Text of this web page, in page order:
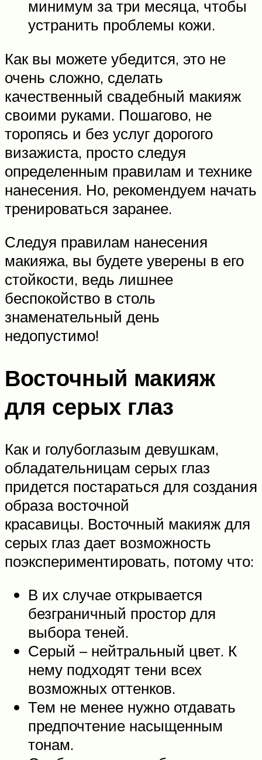
минимум за три месяца, чтобы
устранить проблемы кожи.
Как вы можете убедится, это не
очень сложно, сделать
качественный свадебный макияж
своими руками. Пошагово, не
торопясь и без услуг дорогого
визажиста, просто следуя
определенным правилам и технике
нанесения. Но, рекомендуем начать
тренироваться заранее.
Следуя правилам нанесения
макияжа, вы будете уверены в его
стойкости, ведь лишнее
беспокойство в столь
знаменательный день
недопустимо!
Восточный макияж
для серых глаз
Как и голубоглазым девушкам,
обладательницам серых глаз
придется постараться для создания
образа восточной
красавицы. Восточный макияж для
серых глаз дает возможность
поэкспериментировать, потому что:
В их случае открывается
безграничный простор для
выбора теней.
Серый – нейтральный цвет. К
нему подходят тени всех
возможных оттенков.
Тем не менее нужно отдавать
предпочтение насыщенным
тонам.